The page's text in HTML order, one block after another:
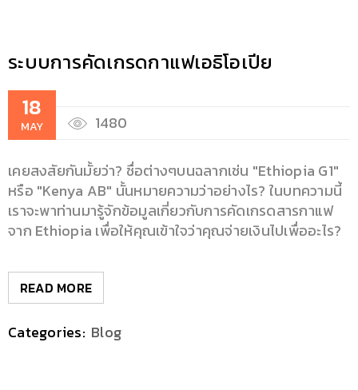
ระบบการคัดเกรดกาแฟเอธิโอเปีย
18
MAY 1480
เคยสงสัยกันมั้ยว่า? ชื่อต่างๆบนฉลากเช่น "Ethiopia G1"
หรือ "Kenya AB" นั้นหมายความว่าอย่างไร? ในบทความนี้
เราจะพาท่านมารู้จักข้อมูลเกี่ยวกับการคัดเกรดสารกาแฟ
จาก Ethiopia เพื่อให้คุณเข้าใจว่าคุณจ่ายเงินไปเพื่ออะไร?
READ MORE
Categories: Blog